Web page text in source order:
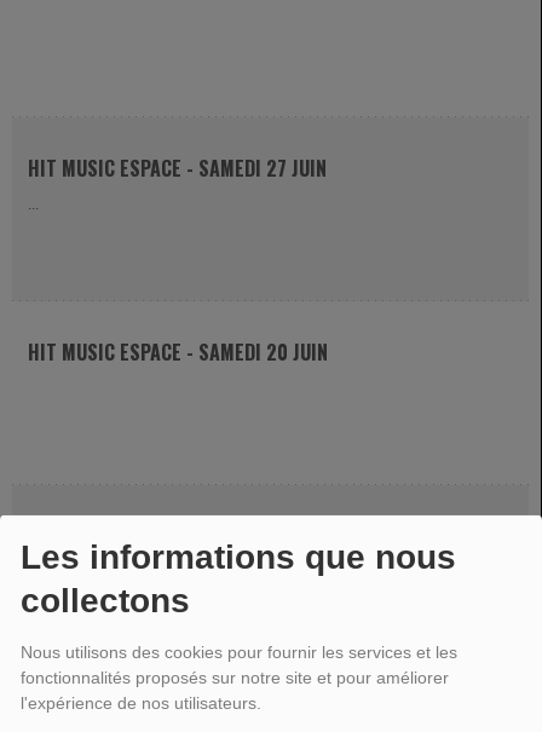
Les informations que nous
collectons
Nous utilisons des cookies pour fournir les services et les
fonctionnalités proposés sur notre site et pour améliorer
l'expérience de nos utilisateurs.
HIT MUSIC ESPACE - SAMEDI 27 JUIN
...
HIT MUSIC ESPACE - SAMEDI 20 JUIN
HIT MUSIC ESPACE - SAMEDI 07 MARS